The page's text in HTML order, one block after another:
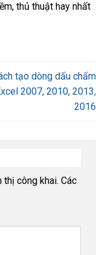
thủ thuật hay nhất
tạo dòng dấu chấm
2007, 2010, 2013,
2016
thị công khai. Các